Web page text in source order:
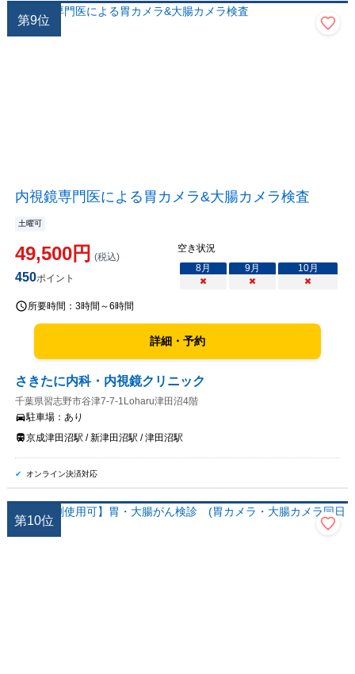
第9位
内視鏡専門医による胃カメラ&大腸カメラ検査
土曜可
49,500円 (税込)
450ポイント
空き状況
8月 9月 10月
×
× ×
所要時間： 3時間～6時間
詳細・予約
さきたに内科・内視鏡クリニック
千葉県習志野市谷津7-7-1Loharu津田沼4階
駐車場： あり
京成津田沼駅 / 新津田沼駅 / 津田沼駅
オンライン決済対応
第10位